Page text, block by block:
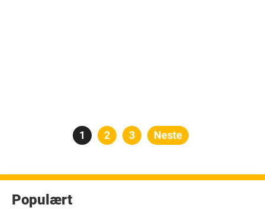
Posts
Side
1 Side
2 Side
3 Neste
Populært